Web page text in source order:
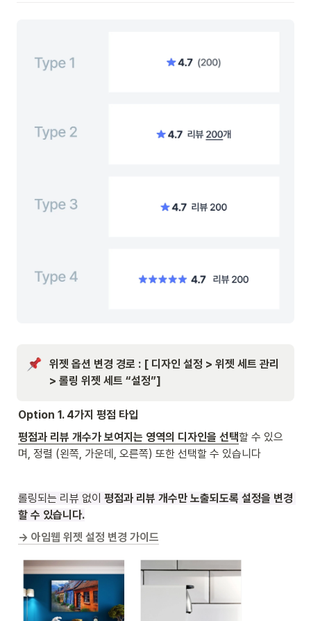
위젯 옵션 변경 경로 : [ 디자인 설정 > 위젯 세트 관리
> 롤링 위젯 세트 “설정”]
Option 1. 4가지 평점 타입
평점과 리뷰 개수가 보여지는 영역의 디자인을 선택할 수 있으
며, 정렬 (왼쪽, 가운데, 오른쪽) 또한 선택할 수 있습니다
롤링되는 리뷰 없이 평점과 리뷰 개수만 노출되도록 설정을 변경
할 수 있습니다.
→ 아임웹 위젯 설정 변경 가이드